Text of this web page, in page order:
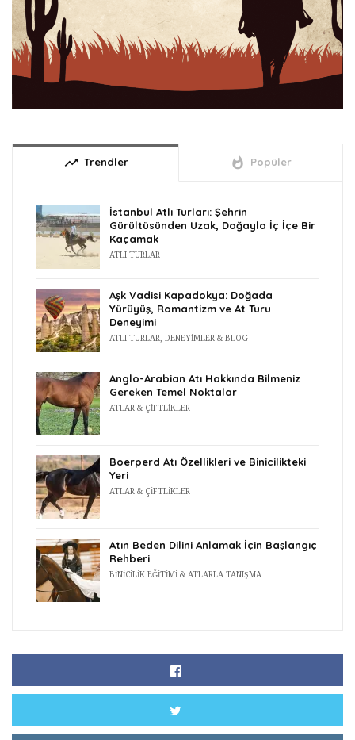
trending_up Trendler whatshot Popüler
İstanbul Atlı Turları: Şehrin
Gürültüsünden Uzak, Doğayla İç İçe Bir
Kaçamak
ATLI TURLAR
Aşk Vadisi Kapadokya: Doğada
Yürüyüş, Romantizm ve At Turu
Deneyimi
ATLI TURLAR DENEYIMLER & BLOG
Anglo-Arabian Atı Hakkında Bilmeniz
Gereken Temel Noktalar
ATLAR & ÇIFTLIKLER
Boerperd Atı Özellikleri ve Binicilikteki
Yeri
ATLAR & ÇIFTLIKLER
Atın Beden Dilini Anlamak İçin Başlangıç
Rehberi
BINICILIK EĞITIMI & ATLARLA TANIŞMA